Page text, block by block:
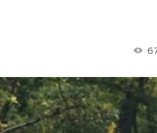
Лонгріди